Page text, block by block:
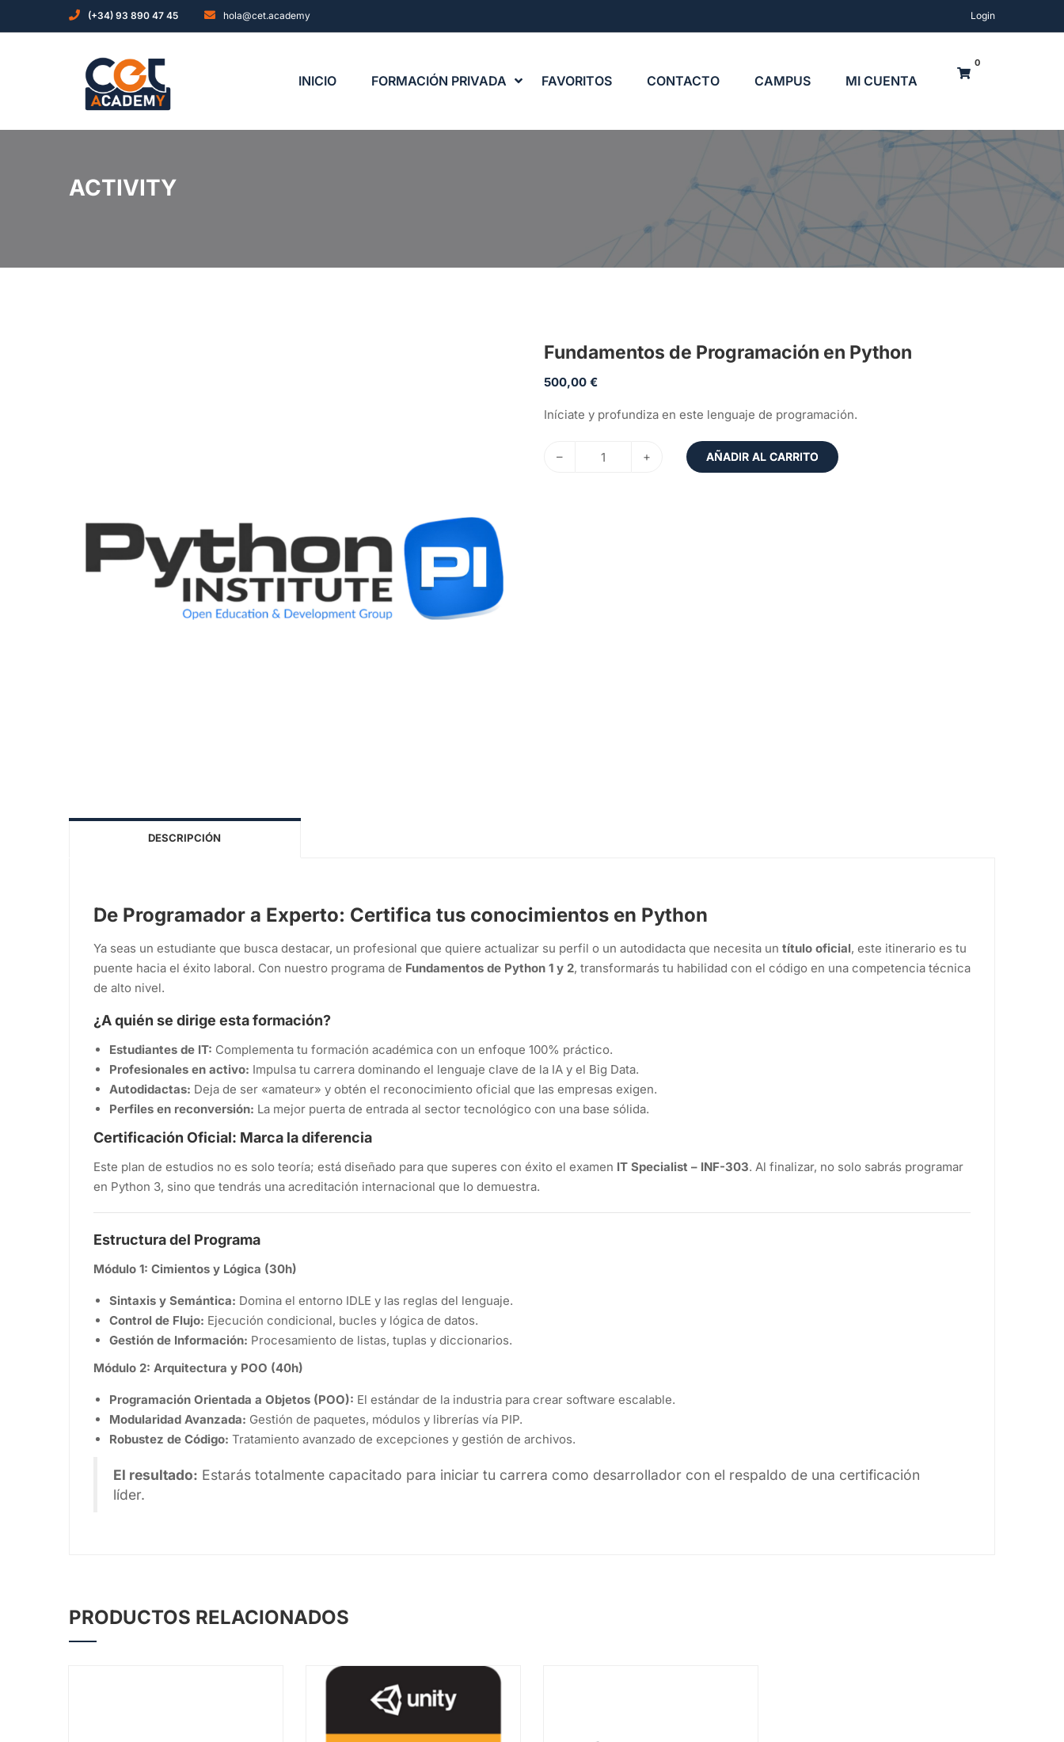
(+34) 93 890 47 45 hola@cet.academy Login
INICIO FORMACIÓN PRIVADA FAVORITOS CONTACTO CAMPUS MI CUENTA
0
ACTIVITY
Fundamentos de Programación en Python
500,00 €
Iníciate y profundiza en este lenguaje de programación.
– + AÑADIR AL CARRITO
DESCRIPCIÓN
De Programador a Experto: Certifica tus conocimientos en Python
Ya seas un estudiante que busca destacar, un profesional que quiere actualizar su perfil o un autodidacta que necesita un título oficial, este itinerario es tu
puente hacia el éxito laboral. Con nuestro programa de Fundamentos de Python 1 y 2, transformarás tu habilidad con el código en una competencia técnica
de alto nivel.
¿A quién se dirige esta formación?
Estudiantes de IT: Complementa tu formación académica con un enfoque 100% práctico.
Profesionales en activo: Impulsa tu carrera dominando el lenguaje clave de la IA y el Big Data.
Autodidactas: Deja de ser «amateur» y obtén el reconocimiento oficial que las empresas exigen.
Perfiles en reconversión: La mejor puerta de entrada al sector tecnológico con una base sólida.
Certificación Oficial: Marca la diferencia
Este plan de estudios no es solo teoría; está diseñado para que superes con éxito el examen IT Specialist – INF-303. Al finalizar, no solo sabrás programar
en Python 3, sino que tendrás una acreditación internacional que lo demuestra.
Estructura del Programa
Módulo 1: Cimientos y Lógica (30h)
Sintaxis y Semántica: Domina el entorno IDLE y las reglas del lenguaje.
Control de Flujo: Ejecución condicional, bucles y lógica de datos.
Gestión de Información: Procesamiento de listas, tuplas y diccionarios.
Módulo 2: Arquitectura y POO (40h)
Programación Orientada a Objetos (POO): El estándar de la industria para crear software escalable.
Modularidad Avanzada: Gestión de paquetes, módulos y librerías vía PIP.
Robustez de Código: Tratamiento avanzado de excepciones y gestión de archivos.
El resultado: Estarás totalmente capacitado para iniciar tu carrera como desarrollador con el respaldo de una certificación
líder.
PRODUCTOS RELACIONADOS